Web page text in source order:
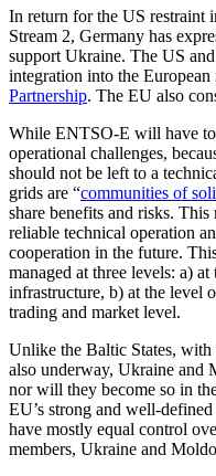
In return for the US restraint
Stream 2, Ger­many has
support Ukraine. The US
integration into the
Partnership. The EU also
While ENTSO-E will have to
operational challenges,
should not be left to a
grids are “commu­ni­ties of
share benefits and risks.
reliable tech­nical operation
cooperation in the future.
managed at three levels: a)
infrastructure, b) at the level
trading and market level.
Unlike the Baltic States, with
also underway, Ukraine and
nor will they become so in
EU’s strong and well-
have mostly equal control
members, Ukraine and